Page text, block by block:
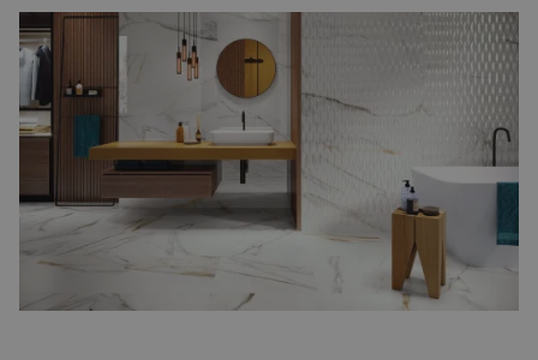
Marmerlook badkamertegels
Breng luxe en elegantie in uw badkamer met marmerlook tegels
Rijke patronen en natuurlijke variaties zorgen voor een stijlvolle
en tijdloze sfeer.